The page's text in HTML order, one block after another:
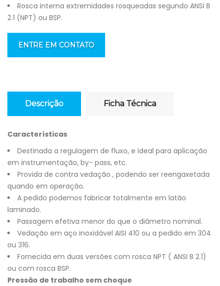
Rosca interna extremidades rosqueadas segundo ANSI B
2.1 (NPT) ou BSP.
ENTRE EM CONTATO
Descrição Ficha Técnica
Características
Destinada a regulagem de fluxo, e ideal para aplicação
em instrumentação, by- pass, etc.
Provida de contra vedação , podendo ser reengaxetada
quando em operação.
A pedido podemos fabricar totalmente em latão
laminado.
Passagem efetiva menor do que o diâmetro nominal.
Vedação em aço inoxidável AISI 410 ou a pedido em 304
ou 316.
Fornecida em duas versões com rosca NPT ( ANSI B 2.1)
ou com rosca BSP.
Pressão de trabalho sem choque